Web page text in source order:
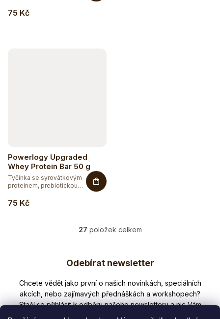
75 Kč
Hydratujte chytře 💦
Powerlogy Upgraded
Whey Protein Bar 50 g
75 Kč
Tyčinka se syrovátkovým
proteinem, prebiotickou
O
á
d
a
c
27 položek celkem
a
Odebírat newsletter
Nezmeškejte žádné novinky či slevy!